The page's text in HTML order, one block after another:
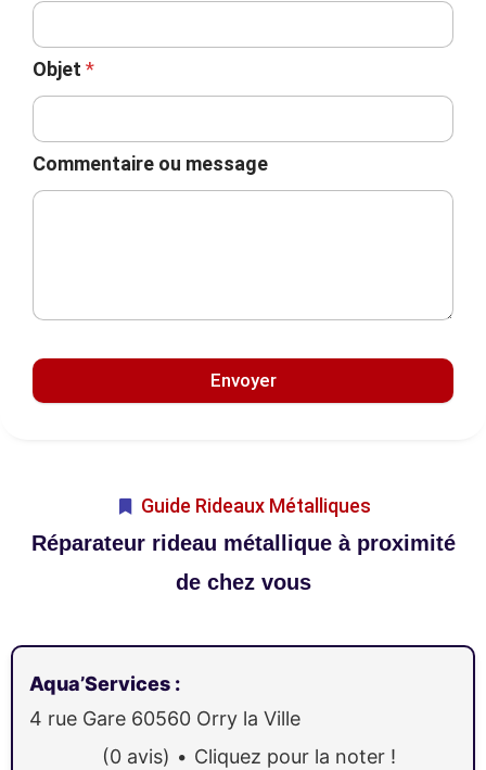
Objet *
Commentaire ou message
Envoyer
Guide Rideaux Métalliques
Réparateur rideau métallique à proximité
de chez vous
Aqua’Services :
4 rue Gare 60560 Orry la Ville
(0 avis) Cliquez pour la noter !